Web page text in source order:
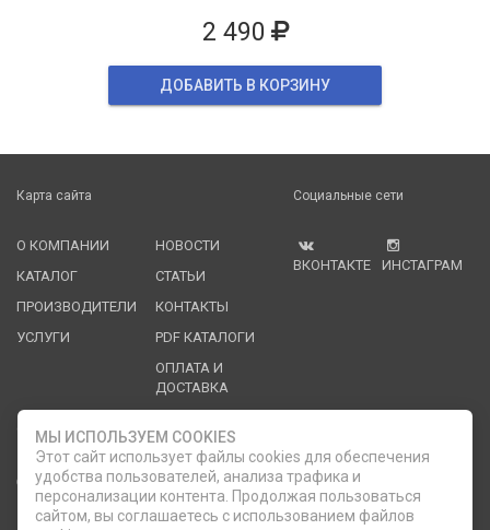
2 490
ДОБАВИТЬ В КОРЗИНУ
Карта сайта
О КОМПАНИИ
КАТАЛОГ
ПРОИЗВОДИТЕЛИ
УСЛУГИ
НОВОСТИ
СТАТЬИ
КОНТАКТЫ
PDF КАТАЛОГИ
ОПЛАТА И
ДОСТАВКА
Социальные сети
ВКОНТАКТЕ ИНСТАГРАМ
Служба клиентской поддержки
ОБРАТНЫЙ ЗВОНОК phone
8 (812) 335-21-16
МЫ ИСПОЛЬЗУЕМ COOKIES
Этот сайт использует файлы cookies для обеспечения
удобства пользователей, анализа трафика и
персонализации контента. Продолжая пользоваться
сайтом, вы соглашаетесь с использованием файлов